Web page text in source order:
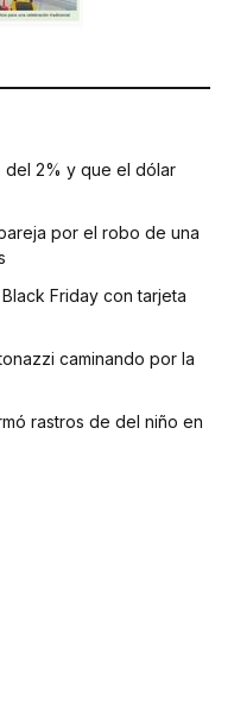
del 2% y que el dólar
por el robo de una
Friday con tarjeta
caminando por la
rastros de del niño en